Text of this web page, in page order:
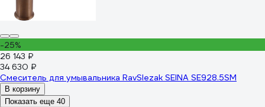
-25%
26 143 ₽
34 630 ₽
Смеситель для умывальника RavSlezak SEINA SE928.5SM
В корзину
Показать еще 40